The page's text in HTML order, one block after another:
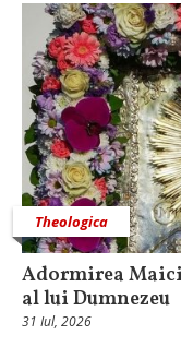
Theologica
Adormirea
al lui Dumnezeu
31 Iul, 2026